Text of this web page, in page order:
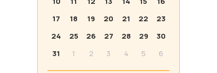
17
18 19 20 21 22
23
24
25 26 27 28 29
30
31
1 2 3 4 5 6